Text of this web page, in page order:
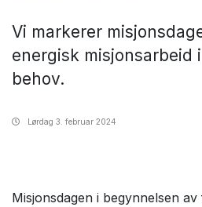
Vi markerer
energisk misjonsarbeid
behov.
Lørdag 3. februar 2024
Misjonsdagen i begynnelsen